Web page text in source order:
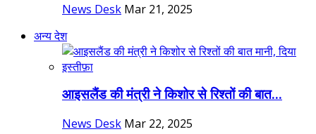
News Desk Mar 21, 2025
अन्य देश
आइसलैंड की मंत्री ने किशोर से रिश्तों की बात...
News Desk Mar 22, 2025